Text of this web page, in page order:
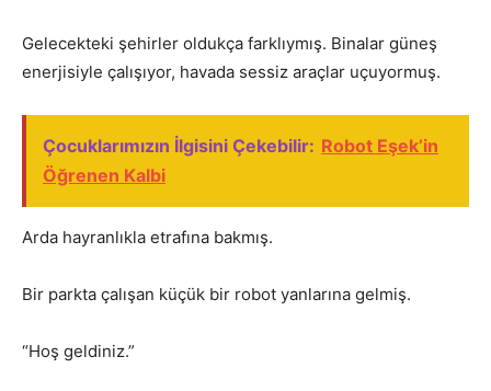
Gelecekteki şehirler oldukça farklıymış. Binalar güneş
enerjisiyle çalışıyor, havada sessiz araçlar uçuyormuş.
Çocuklarımızın İlgisini Çekebilir: Robot Eşek’in
Öğrenen Kalbi
Arda hayranlıkla etrafına bakmış.
Bir parkta çalışan küçük bir robot yanlarına gelmiş.
“Hoş geldiniz.”